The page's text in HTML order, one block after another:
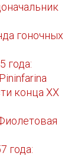
гоночных
года:
конца XX
года: